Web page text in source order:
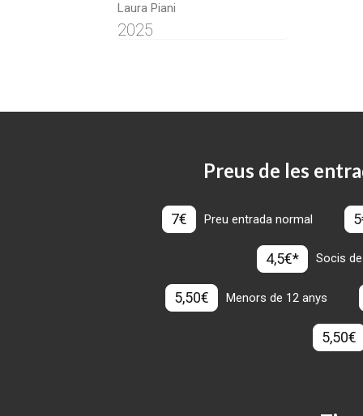
Laura Piani
2025
Preus de les
7€ Preu entrada normal
4,5€* Socis
5,50€ Menors de 12 anys
5,50€